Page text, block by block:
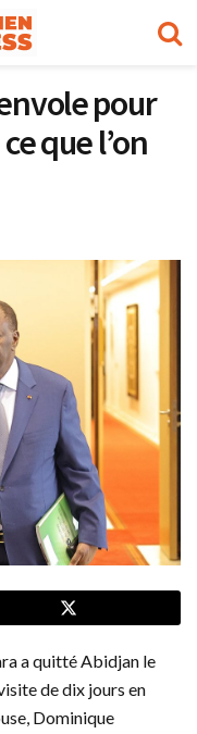
pour
que l’on
a quitté Abidjan le
de dix jours en
Dominique